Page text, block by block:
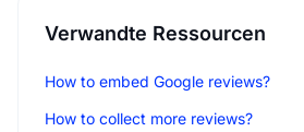
Verwandte Ressourcen
How to embed Google reviews?
How to collect more reviews?